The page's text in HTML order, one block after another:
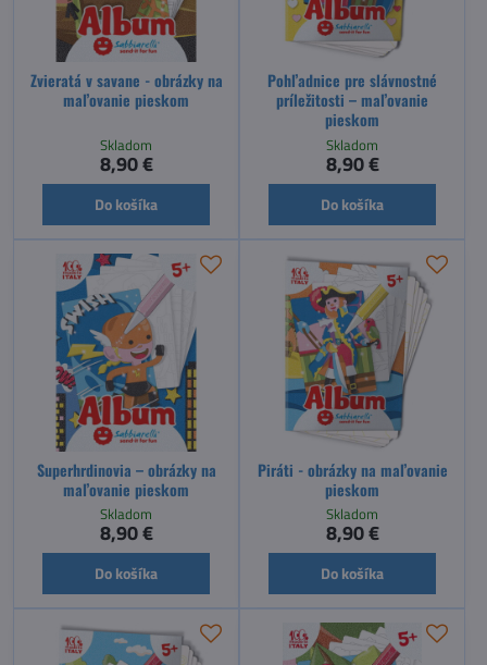
Zvieratá v savane - obrázky na
maľovanie pieskom
Skladom
8,90 €
Do košíka
Pohľadnice pre slávnostné
príležitosti – maľovanie
pieskom
Skladom
8,90 €
Do košíka
Superhrdinovia – obrázky na
maľovanie pieskom
Skladom
8,90 €
Do košíka
Piráti - obrázky na maľovanie
pieskom
Skladom
8,90 €
Do košíka